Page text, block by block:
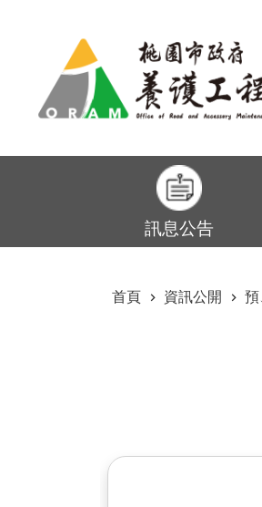
訊息公告
首頁
資訊公開 預